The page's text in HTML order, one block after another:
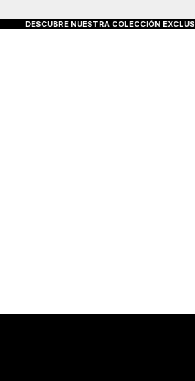
DESCUBRE NUESTRA COLECCIÓN EXCLUSIVA